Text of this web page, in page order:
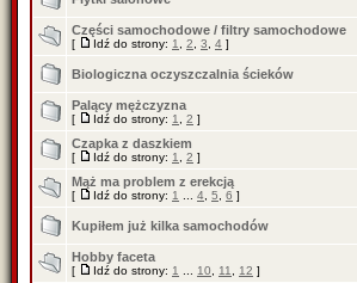
Części samochodowe / filtry samochodowe
[ Idź do strony: 1 2 3 4 ]
Biologiczna oczyszczalnia ścieków
Palący mężczyzna
[ Idź do strony: 1 2 ]
Czapka z daszkiem
[ Idź do strony: 1 2 ]
Mąż ma problem z erekcją
[ Idź do strony: 1 4 5 6 ]
Kupiłem już kilka samochodów
Hobby faceta
[ Idź do strony: 1 10 11 12 ]